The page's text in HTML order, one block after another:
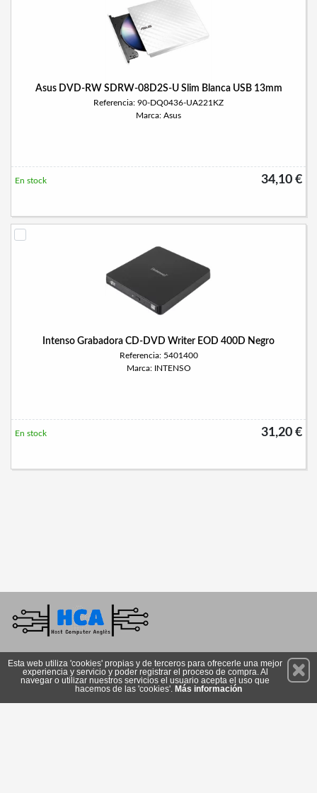
Asus DVD-RW SDRW-08D2S-U Slim Blanca USB 13mm
Referencia: 90-DQ0436-UA221KZ
Marca: Asus
34,10 €
En stock
Intenso Grabadora CD-DVD Writer EOD 400D Negro
Referencia: 5401400
Marca: INTENSO
31,20 €
En stock
Suscríbete
Esta web utiliza 'cookies' propias y de terceros para ofrecerle una mejor
experiencia y servicio y poder registrar el proceso de compra. Al
navegar o utilizar nuestros servicios el usuario acepta el uso que
hacemos de las 'cookies'. Más información